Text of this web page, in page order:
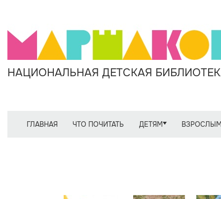
НАЦИОНАЛЬНАЯ ДЕТСКАЯ
ГЛАВНАЯ ЧТО ПОЧИТАТЬ ДЕТЯМ